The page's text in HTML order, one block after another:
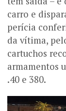
carro e
perícia
da vítima,
cartuchos
armamentos
.40 e 380.